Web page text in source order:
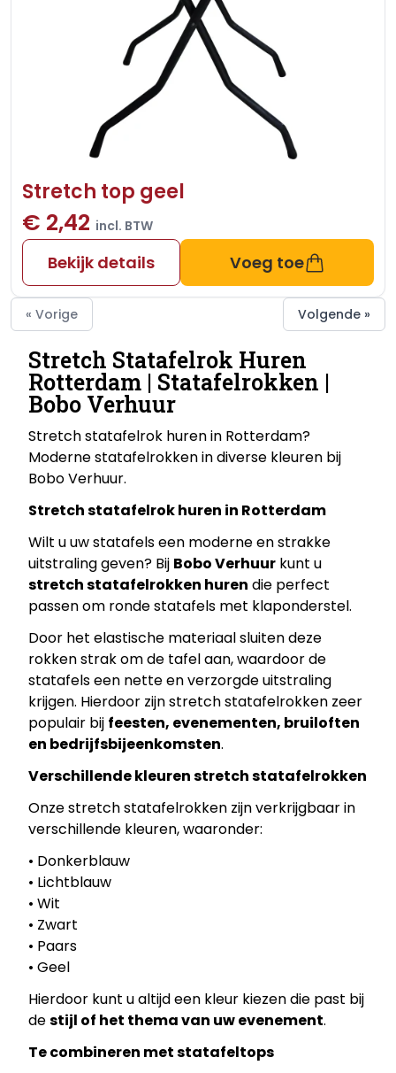
Stretch top geel
€ 2,42 incl. BTW
Bekijk details Voeg toe
« Vorige Volgende »
Stretch Statafelrok Huren
Rotterdam | Statafelrokken |
Bobo Verhuur
Stretch statafelrok huren in Rotterdam?
Moderne statafelrokken in diverse kleuren bij
Bobo Verhuur.
Stretch statafelrok huren in Rotterdam
Wilt u uw statafels een moderne en strakke
uitstraling geven? Bij Bobo Verhuur kunt u
stretch statafelrokken huren die perfect
passen om ronde statafels met klaponderstel.
Door het elastische materiaal sluiten deze
rokken strak om de tafel aan, waardoor de
statafels een nette en verzorgde uitstraling
krijgen. Hierdoor zijn stretch statafelrokken zeer
populair bij feesten, evenementen, bruiloften
en bedrijfsbijeenkomsten.
Verschillende kleuren stretch statafelrokken
Onze stretch statafelrokken zijn verkrijgbaar in
verschillende kleuren, waaronder:
• Donkerblauw
• Lichtblauw
• Wit
• Zwart
• Paars
• Geel
Hierdoor kunt u altijd een kleur kiezen die past bij
destijl of het thema van uw evenement.
Te combineren met statafeltops